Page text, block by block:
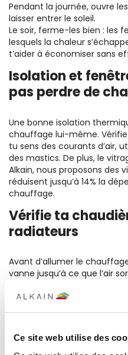
Ce site web utilise des
Pendant la journée, ouvre
laisser entrer le soleil.
Le soir, ferme-les bien : les
lesquels la chaleur
t’aider à économiser sans
Isolation et
pas perdre de
Une bonne isolation
chauffage lui-même.
tu sens des courants d’air,
des mastics. De plus, le
Alkain, nous proposons des
réduisent jusqu’à 14% la
chauffage.
Vérifie ta
radiateurs
Avant d’allumer le
vanne jusqu’à ce que l’air
Il est également conseillé
le plus besoin.